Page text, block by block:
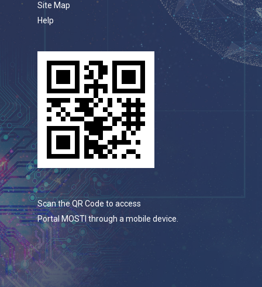
Site Map
Help
Scan the QR Code to access
Portal MOSTI through a mobile device.